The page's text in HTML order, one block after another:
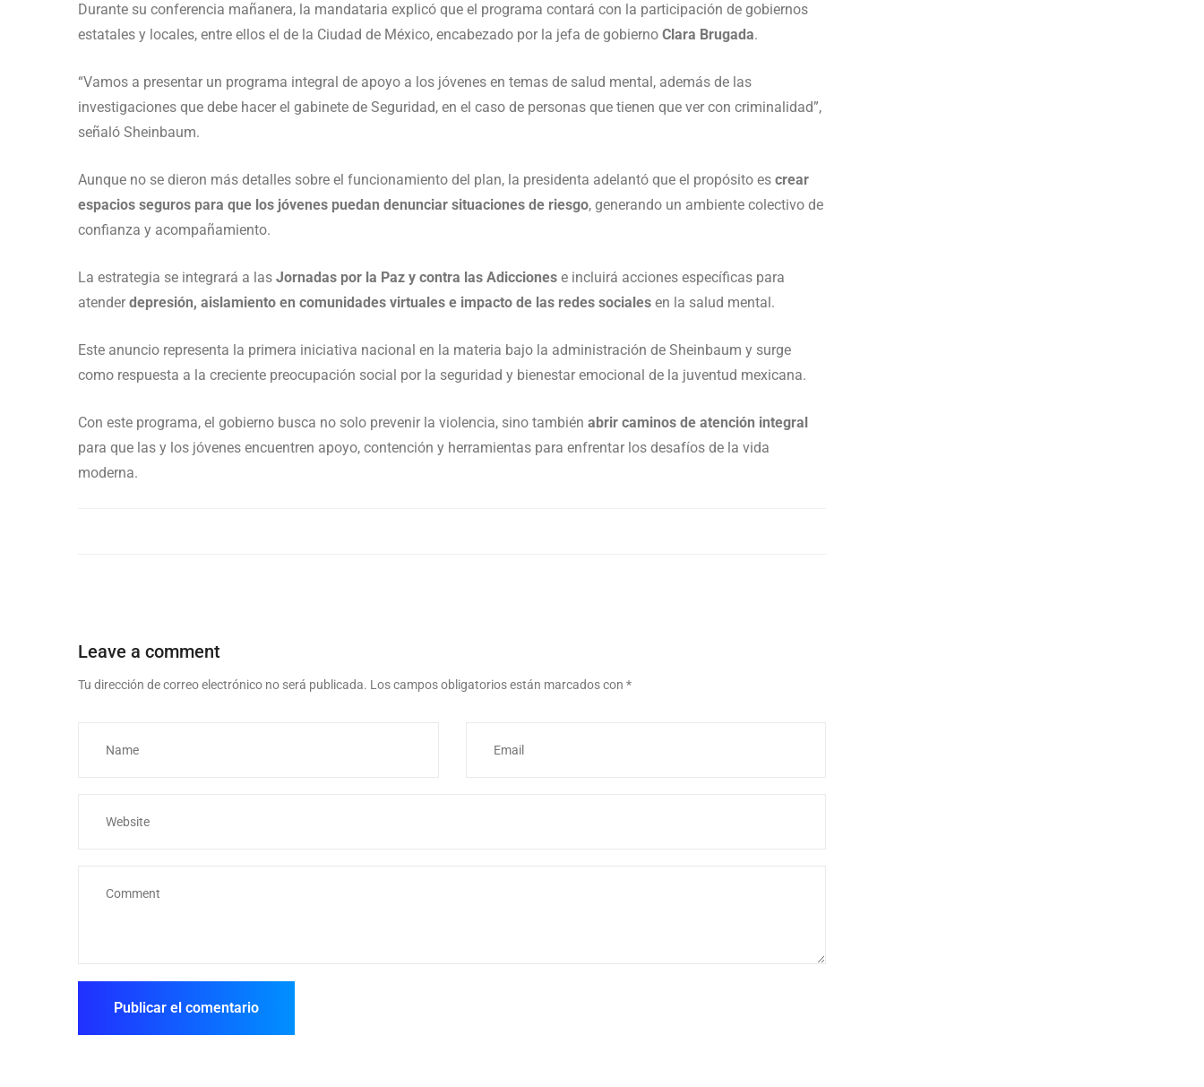
Durante su conferencia mañanera, la mandataria explicó que el programa contará con la participación de gobiernos
estatales y locales, entre ellos el de la Ciudad de México, encabezado por la jefa de gobierno Clara Brugada.
“Vamos a presentar un programa integral de apoyo a los jóvenes en temas de salud mental, además de las
investigaciones que debe hacer el gabinete de Seguridad, en el caso de personas que tienen que ver con criminalidad”,
señaló Sheinbaum.
Aunque no se dieron más detalles sobre el funcionamiento del plan, la presidenta adelantó que el propósito es crear
espacios seguros para que los jóvenes puedan denunciar situaciones de riesgo, generando un ambiente colectivo de
confianza y acompañamiento.
La estrategia se integrará a las Jornadas por la Paz y contra las Adicciones e incluirá acciones específicas para
atender depresión, aislamiento en comunidades virtuales e impacto de las redes sociales en la salud mental.
Este anuncio representa la primera iniciativa nacional en la materia bajo la administración de Sheinbaum y surge
como respuesta a la creciente preocupación social por la seguridad y bienestar emocional de la juventud mexicana.
Con este programa, el gobierno busca no solo prevenir la violencia, sino también abrir caminos de atención integral
para que las y los jóvenes encuentren apoyo, contención y herramientas para enfrentar los desafíos de la vida
moderna.
Leave a comment
Tu dirección de correo electrónico no será publicada. Los campos obligatorios están marcados con *